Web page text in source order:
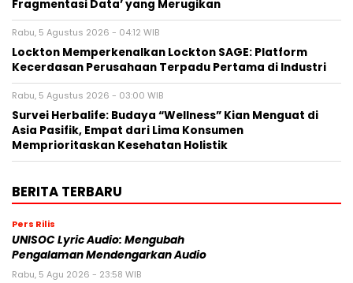
Rabu, 5 Agustus 2026 - 14:00 WIB
Laporan Cision Peringatkan Merek tentang ‘Jebakan
Fragmentasi Data’ yang Merugikan
Rabu, 5 Agustus 2026 - 04:12 WIB
Lockton Memperkenalkan Lockton SAGE: Platform
Kecerdasan Perusahaan Terpadu Pertama di Industri
Rabu, 5 Agustus 2026 - 03:00 WIB
Survei Herbalife: Budaya “Wellness” Kian Menguat di
Memprioritaskan Kesehatan Holistik
BERITA TERBARU
Pers Rilis
UNISOC Lyric Audio: Mengubah